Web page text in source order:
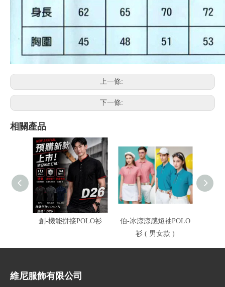
上一條:
下一條:
相關產品
創-機能拼接POLO衫
伯-冰涼涼感短袖POLO
衫 ( 男女款 )
維尼服飾有限公司